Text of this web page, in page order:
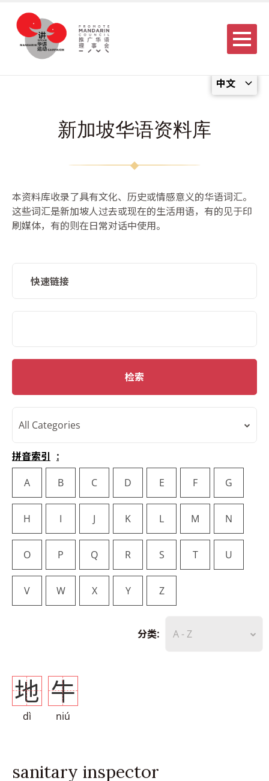
中文
Menu
新加坡华语资料库
本资料库收录了具有文化、历史或情感意义的华语词汇。
这些词汇是新加坡人过去或现在的生活用语，有的见于印
刷媒体，有的则在日常对话中使用。
快速链接
检索
All Categories
拼音索引
A
B C D E F G
H I J K L M N
O P Q R S T U
V W X Y Z
分类: A - Z
地
dì
牛
niú
sanitary inspector